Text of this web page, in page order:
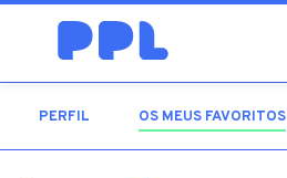
PERFIL OS MEUS FAVORITOS